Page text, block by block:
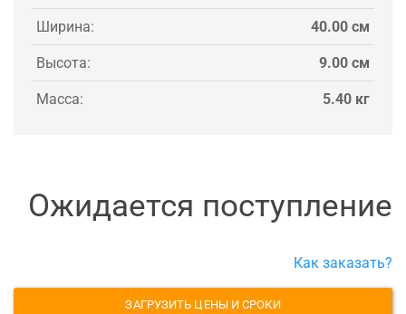
Ширина: 40.00 см
Высота: 9.00 см
Масса: 5.40 кг
Ожидается поступление
Как заказать?
ЗАГРУЗИТЬ ЦЕНЫ И СРОКИ